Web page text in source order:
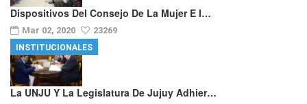
Dispositivos Del Consejo De La Mujer E I…
Mar 02, 2020 23269
La UNJU Y La Legislatura De Jujuy Adhier…
INSTITUCIONALES